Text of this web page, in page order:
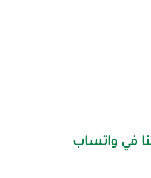
في واتساب